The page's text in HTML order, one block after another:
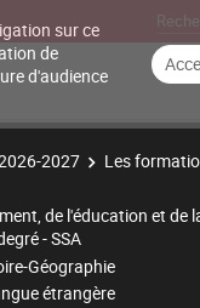
sur ce
de
d'audience
2027
Les
de l'éducation et de
- SSA
Géographie
étrangère